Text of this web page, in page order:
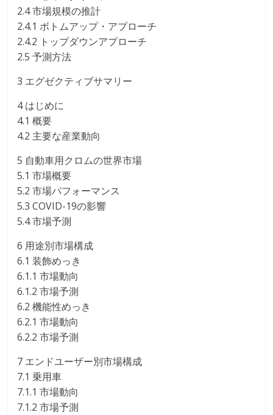
2.4 市場規模の推計
2.4.1 ボトムアップ・アプローチ
2.4.2 トップダウンアプローチ
2.5 予測方法
3 エグゼクティブサマリー
4 はじめに
4.1 概要
4.2 主要な産業動向
5 自動車用クロムの世界市場
5.1 市場概要
5.2 市場パフォーマンス
5.3 COVID-19の影響
5.4 市場予測
6 用途別市場構成
6.1 装飾めっき
6.1.1 市場動向
6.1.2 市場予測
6.2 機能性めっき
6.2.1 市場動向
6.2.2 市場予測
7 エンドユーザー別市場構成
7.1 乗用車
7.1.1 市場動向
7.1.2 市場予測